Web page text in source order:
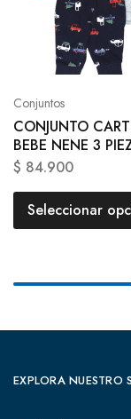
Conjuntos
CONJUNTO
BEBE NENE 3
$ 84.900
Seleccionar
EXPLORA NUESTRO